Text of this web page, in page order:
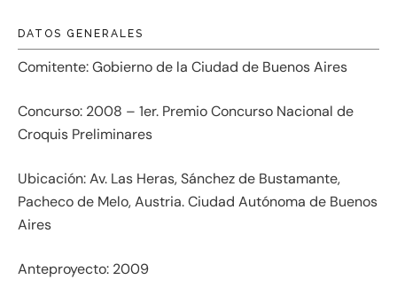
DATOS GENERALES
Comitente:Gobierno de la Ciudad de Buenos Aires
Concurso: 2008 – 1er. Premio Concurso Nacional de
Croquis Preliminares
Ubicación:Av. Las Heras, Sánchez de Bustamante,
Pacheco de Melo, Austria. Ciudad Autónoma de Buenos
Aires
Anteproyecto: 2009